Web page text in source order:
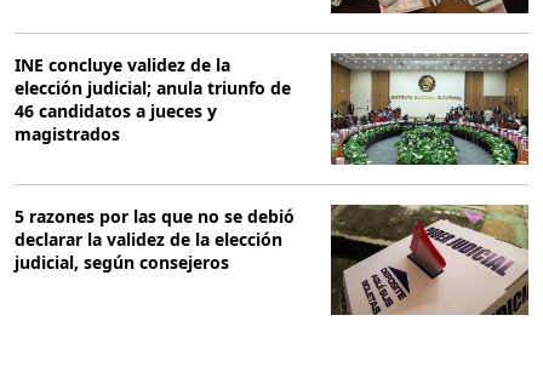
INE concluye validez de la
elección judicial; anula triunfo de
46 candidatos a jueces y
magistrados
5 razones por las que no se debió
declarar la validez de la elección
judicial, según consejeros